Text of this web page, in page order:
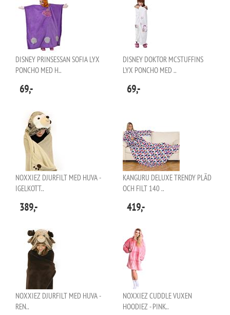
DISNEY PRINSESSAN SOFIA LYX
PONCHO MED H..
69,-
DISNEY DOKTOR MCSTUFFINS
LYX PONCHO MED ..
69,-
NOXXIEZ DJURFILT MED HUVA -
IGELKOTT..
389,-
KANGURU DELUXE TRENDY PLÄD
OCH FILT 140 ..
419,-
NOXXIEZ DJURFILT MED HUVA -
REN..
NOXXIEZ CUDDLE VUXEN
HOODIEZ - PINK..